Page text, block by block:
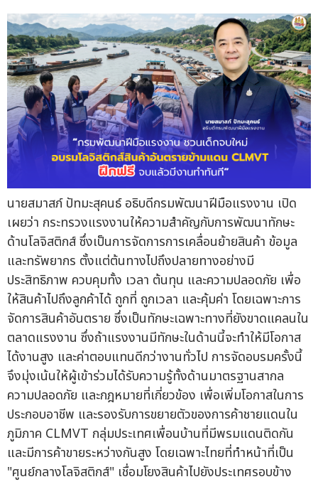
นายสมาสภ์ ปัทมะสุคนธ์ อธิบดีกรมพัฒนาฝีมือแรงงาน เปิด
เผยว่า กระทรวงแรงงานให้ความสำคัญกับการพัฒนาทักษะ
ด้านโลจิสติกส์ ซึ่งเป็นการจัดการการเคลื่อนย้ายสินค้า ข้อมูล
และทรัพยากร ตั้งแต่ต้นทางไปถึงปลายทางอย่างมี
ประสิทธิภาพ ควบคุมทั้ง เวลา ต้นทุน และความปลอดภัย เพื่อ
ให้สินค้าไปถึงลูกค้าได้ ถูกที่ ถูกเวลา และคุ้มค่า โดยเฉพาะการ
จัดการสินค้าอันตราย ซึ่งเป็นทักษะเฉพาะทางที่ยังขาดแคลนใน
ตลาดแรงงาน ซึ่งถ้าแรงงานมีทักษะในด้านนี้จะทำให้มีโอกาส
ได้งานสูง และค่าตอบแทนดีกว่างานทั่วไป การจัดอบรมครั้งนี้
จึงมุ่งเน้นให้ผู้เข้าร่วมได้รับความรู้ทั้งด้านมาตรฐานสากล
ความปลอดภัย และกฎหมายที่เกี่ยวข้อง เพื่อเพิ่มโอกาสในการ
ประกอบอาชีพ และรองรับการขยายตัวของการค้าชายแดนใน
ภูมิภาค CLMVT กลุ่มประเทศเพื่อนบ้านที่มีพรมแดนติดกัน
และมีการค้าขายระหว่างกันสูง โดยเฉพาะไทยที่ทำหน้าที่เป็น
"ศูนย์กลางโลจิสติกส์" เชื่อมโยงสินค้าไปยังประเทศรอบข้าง